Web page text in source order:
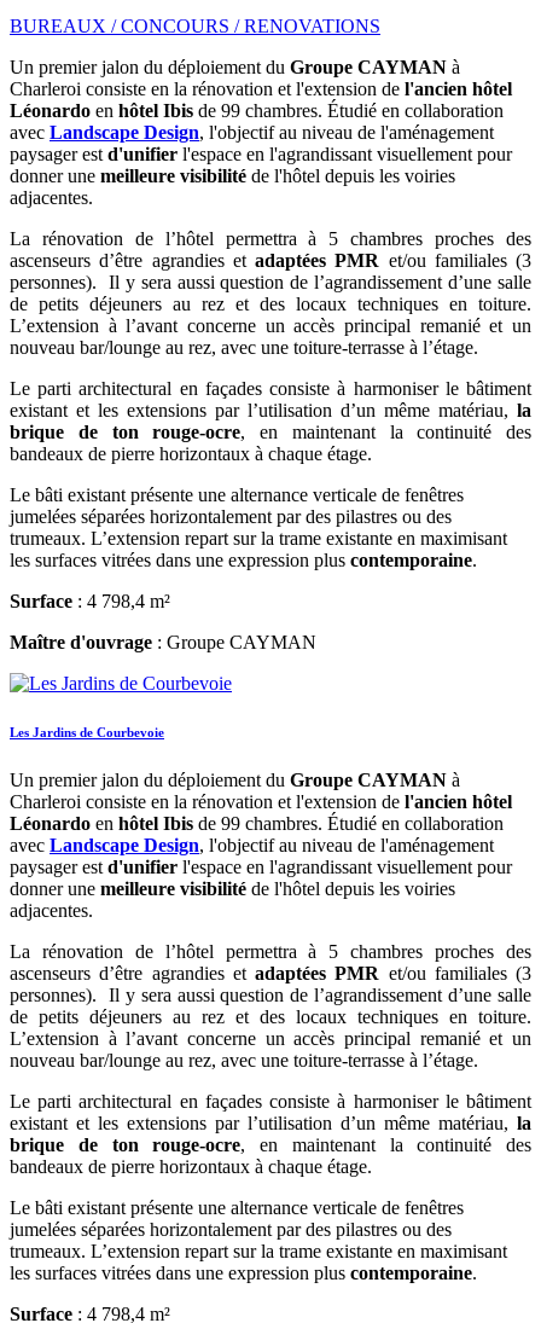
BUREAUX / CONCOURS / RENOVATIONS
Un premier jalon du déploiement du Groupe CAYMAN à
Charleroi consiste en la rénovation et l'extension de l'ancien hôtel
Léonardo en hôtel Ibis de 99 chambres. Étudié en collaboration
avec Landscape Design, l'objectif au niveau de l'aménagement
paysager est d'unifier l'espace en l'agrandissant visuellement pour
donner une meilleure visibilité de l'hôtel depuis les voiries
adjacentes.
La rénovation de l’hôtel permettra à 5 chambres proches des
ascenseurs d’être agrandies et adaptées PMR et/ou familiales (3
personnes). Il y sera aussi question de l’agrandissement d’une salle
de petits déjeuners au rez et des locaux techniques en toiture.
L’extension à l’avant concerne un accès principal remanié et un
nouveau bar/lounge au rez, avec une toiture-terrasse à l’étage.
Le parti architectural en façades consiste à harmoniser le bâtiment
existant et les extensions par l’utilisation d’un même matériau, la
brique de ton rouge-ocre, en maintenant la continuité des
bandeaux de pierre horizontaux à chaque étage.
Le bâti existant présente une alternance verticale de fenêtres
jumelées séparées horizontalement par des pilastres ou des
trumeaux. L’extension repart sur la trame existante en maximisant
les surfaces vitrées dans une expression plus contemporaine.
Surface : 4 798,4 m²
Maître d'ouvrage : Groupe CAYMAN
Les Jardins de Courbevoie
Un premier jalon du déploiement du Groupe CAYMAN à
Charleroi consiste en la rénovation et l'extension de l'ancien hôtel
Léonardo en hôtel Ibis de 99 chambres. Étudié en collaboration
avec Landscape Design, l'objectif au niveau de l'aménagement
paysager est d'unifier l'espace en l'agrandissant visuellement pour
donner une meilleure visibilité de l'hôtel depuis les voiries
adjacentes.
La rénovation de l’hôtel permettra à 5 chambres proches des
ascenseurs d’être agrandies et adaptées PMR et/ou familiales (3
personnes). Il y sera aussi question de l’agrandissement d’une salle
de petits déjeuners au rez et des locaux techniques en toiture.
L’extension à l’avant concerne un accès principal remanié et un
nouveau bar/lounge au rez, avec une toiture-terrasse à l’étage.
Le parti architectural en façades consiste à harmoniser le bâtiment
existant et les extensions par l’utilisation d’un même matériau, la
brique de ton rouge-ocre, en maintenant la continuité des
bandeaux de pierre horizontaux à chaque étage.
Le bâti existant présente une alternance verticale de fenêtres
jumelées séparées horizontalement par des pilastres ou des
trumeaux. L’extension repart sur la trame existante en maximisant
les surfaces vitrées dans une expression plus contemporaine.
Surface : 4 798,4 m²